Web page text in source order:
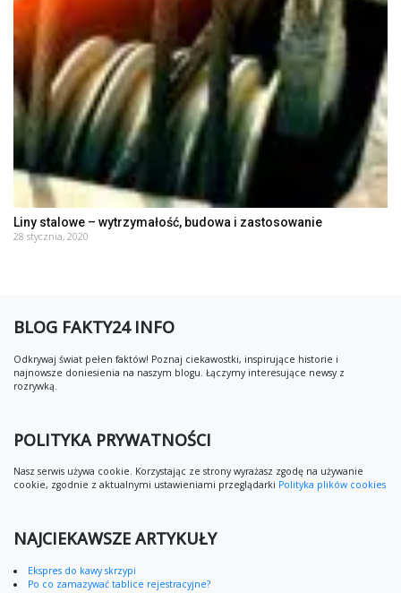
Liny stalowe – wytrzymałość, budowa i zastosowanie
28 stycznia, 2020
BLOG FAKTY24 INFO
Odkrywaj świat pełen faktów! Poznaj ciekawostki, inspirujące historie i
najnowsze doniesienia na naszym blogu. Łączymy interesujące newsy z
rozrywką.
POLITYKA PRYWATNOŚCI
Nasz serwis używa cookie. Korzystając ze strony wyrażasz zgodę na używanie
cookie, zgodnie z aktualnymi ustawieniami przeglądarki Polityka plików cookies
NAJCIEKAWSZE ARTYKUŁY
Ekspres do kawy skrzypi
Po co zamazywać tablice rejestracyjne?